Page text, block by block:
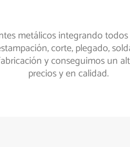
metálicos integrando
corte, plegado,
y conseguimos un
precios y en calidad.